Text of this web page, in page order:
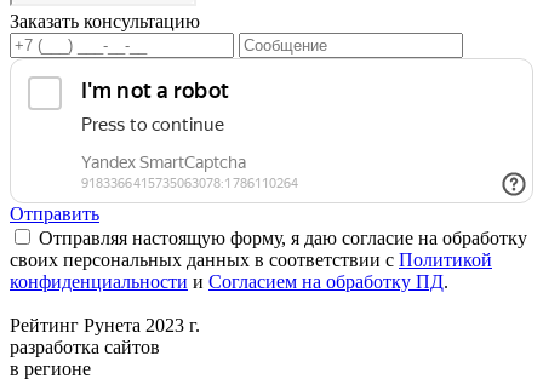
Заказать консультацию
Отправить
Отправляя настоящую форму, я даю согласие на обработку
своих персональных данных в соответствии с Политикой
конфиденциальности и Согласием на обработку ПД.
Рейтинг Рунета 2023 г.
разработка сайтов
в регионе